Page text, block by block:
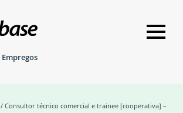
Empregos
/ Consultor técnico comercial e trainee [cooperativa] –